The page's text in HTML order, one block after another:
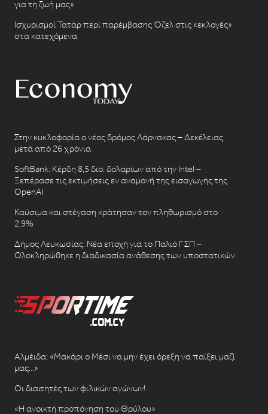
για τη ζωή μας»
Ισχυρισμοί Τατάρ περί παρέμβασης Όζελ στις «εκλογές»
στα κατεχόμενα
Στην κυκλοφορία ο νέος δρόμος Λάρνακας – Δεκέλειας
μετά από 26 χρόνια
SoftBank: Κέρδη 8,5 δισ. δολαρίων από την Intel –
Ξεπέρασε τις εκτιμήσεις εν αναμονή της εισαγωγής της
OpenAI
Καύσιμα και στέγαση κράτησαν τον πληθωρισμό στο
2,9%
Δήμος Λευκωσίας: Νέα εποχή για το Παλιό ΓΣΠ –
Ολοκληρώθηκε η διαδικασία ανάθεσης των υποστατικών
Αλμέιδα: «Μακάρι ο Μέσι να μην έχει όρεξη να παίξει μαζί
μας…»
Οι διαιτητές των φιλικών αγώνων!
«Η ανοικτή προπόνηση του Θρύλου»